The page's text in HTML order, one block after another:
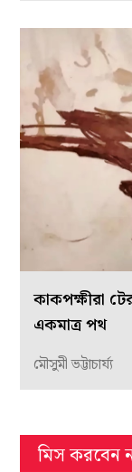
কাকপক্ষীরা
একমাত্র পথ
মৌসুমী ভট্টাচার্য্য
মিস করবেন